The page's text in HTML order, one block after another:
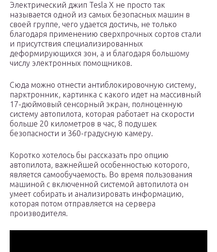
Электрический джип Tesla X не просто так
называется одной из самых безопасных машин в
своей группе, чего удается достичь, не только
благодаря применению сверхпрочных сортов стали
и присутствия специализированных
деформирующихся зон, а и благодаря большому
числу электронных помощников.
Сюда можно отнести антиблокировочную систему,
парктронник, картинка с какого идет на массивный
17-дюймовый сенсорный экран, полноценную
систему автопилота, которая работает на скорости
больше 20 километров в час, 8 подушек
безопасности и 360-градусную камеру.
Коротко хотелось бы рассказать про опцию
автопилота, важнейшей особенностью которого,
является самообучаемость. Во время пользования
машиной с включенной системой автопилота он
умеет собирать и анализировать информацию,
которая потом отправляется на сервера
производителя.